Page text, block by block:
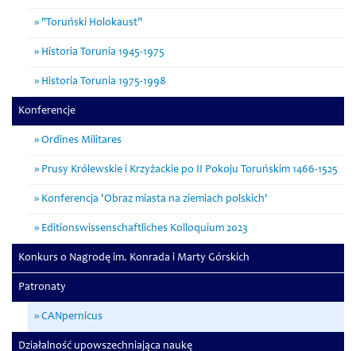
"Toruński Holokaust"
Historia Torunia 1945-1975
Historia Torunia 1975-1998
Konferencje
Ordines Militares
Prusy Królewskie i Krzyżackie po II Pokoju Toruńskim 1466-1525
Konferencja 'Obraz miasta na ziemiach polskich'
Editionswissenschaftliches Kolloquium 2023
Konkurs o Nagrodę im. Konrada i Marty Górskich
Patronaty
CANpernicus
Działalność upowszechniająca naukę